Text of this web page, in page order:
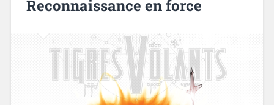
Reconnaissance en force